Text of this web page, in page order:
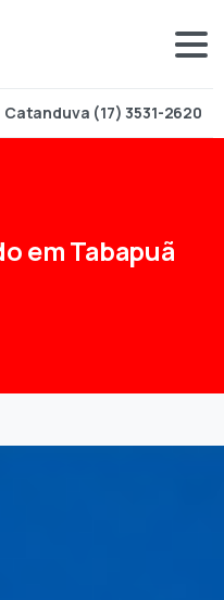
Catanduva (17) 3531-2620
emTabapuã